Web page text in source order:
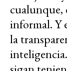
cualunque,
informal. Y
la